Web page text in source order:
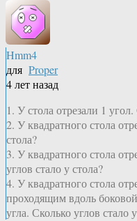
Hmm4
для Proper
4 лет назад
1. У стола отрезали 1
2. У квадратного стола
стола?
3. У квадратного стола
углов стало у стола?
4. У квадратного стола
проходящим вдоль
угла. Сколько углов стало